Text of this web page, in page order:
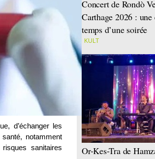
d’échanger les
notamment
sanitaires
Concert de Rondò
Carthage 2026 : une
temps d’une soirée
KULT
Or-Kes-Tra de